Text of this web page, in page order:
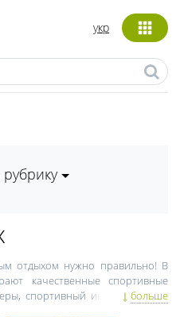
укр
отдыхом нужно правильно! В
качественные спортивные
спортивный инвентарь. Для
больше